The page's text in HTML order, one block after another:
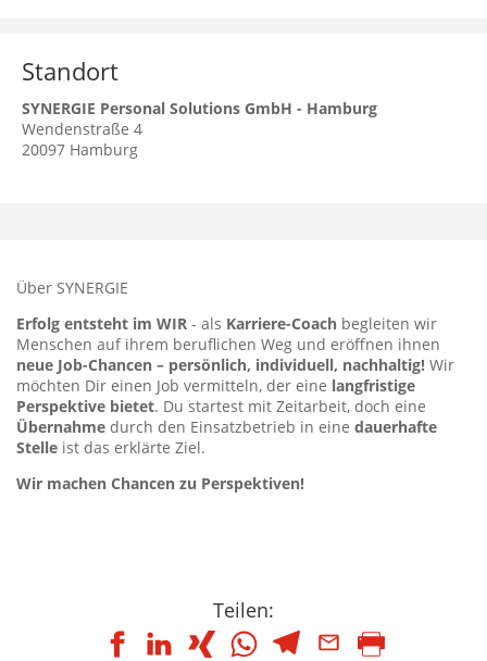
Standort
SYNERGIE Personal Solutions GmbH - Hamburg
Wendenstraße 4
20097 Hamburg
Über SYNERGIE
Erfolg entsteht im WIR - als Karriere-Coach begleiten wir
Menschen auf ihrem beruflichen Weg und eröffnen ihnen
neue Job-Chancen – persönlich, individuell, nachhaltig! Wir
möchten Dir einen Job vermitteln, der eine langfristige
Perspektive bietet. Du startest mit Zeitarbeit, doch eine
Übernahme durch den Einsatzbetrieb in eine dauerhafte
Stelle ist das erklärte Ziel.
Wir machen Chancen zu Perspektiven!
Teilen: